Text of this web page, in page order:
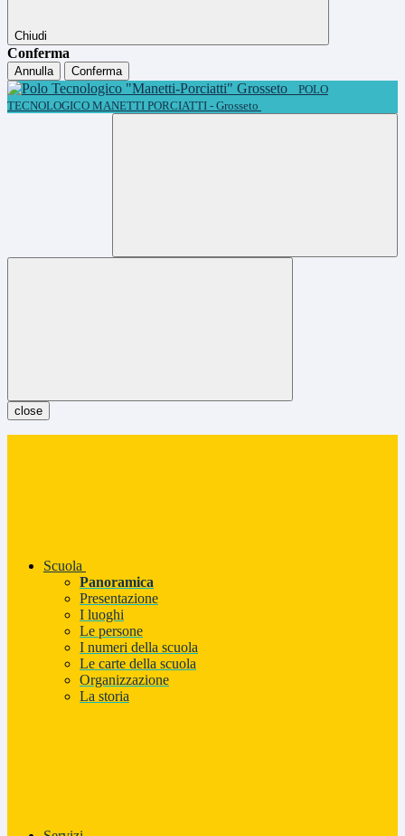
Chiudi
Conferma
Annulla
Conferma
POLO
TECNOLOGICO MANETTI PORCIATTI - Grosseto
close
Scuola
Panoramica
Presentazione
I luoghi
Le persone
I numeri della scuola
Le carte della scuola
Organizzazione
La storia